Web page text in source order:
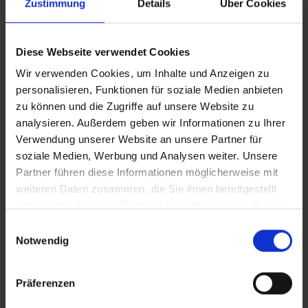
Zustimmung Details Über Cookies
Diese Webseite verwendet Cookies
Wir verwenden Cookies, um Inhalte und Anzeigen zu
personalisieren, Funktionen für soziale Medien anbieten
zu können und die Zugriffe auf unsere Website zu
analysieren. Außerdem geben wir Informationen zu Ihrer
Verwendung unserer Website an unsere Partner für
soziale Medien, Werbung und Analysen weiter. Unsere
Partner führen diese Informationen möglicherweise mit
weiteren Daten zusammen, die Sie ihnen bereitgestellt
Notwendig
Präferenzen
In Sicherheit in Deutschland, in Gedanken im Krieg
Vollversion
CLEAN_ForuM-Studie
iT_ForuM-Studie
Zusätzliches Material